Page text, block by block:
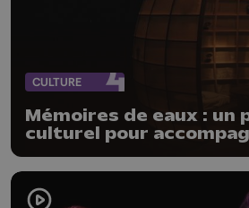
CULTURE
Mémoires de eaux : un
culturel pour